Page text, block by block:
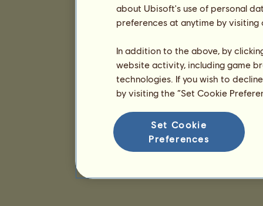
about Ubisoft's use of personal
preferences at anytime by
In addition to the above, by
website activity, including game
technologies. If you wish to
by visiting the “Set Cookie
Set Cookie
Preferences